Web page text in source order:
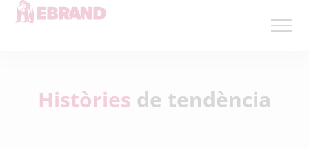
Històries de tendència